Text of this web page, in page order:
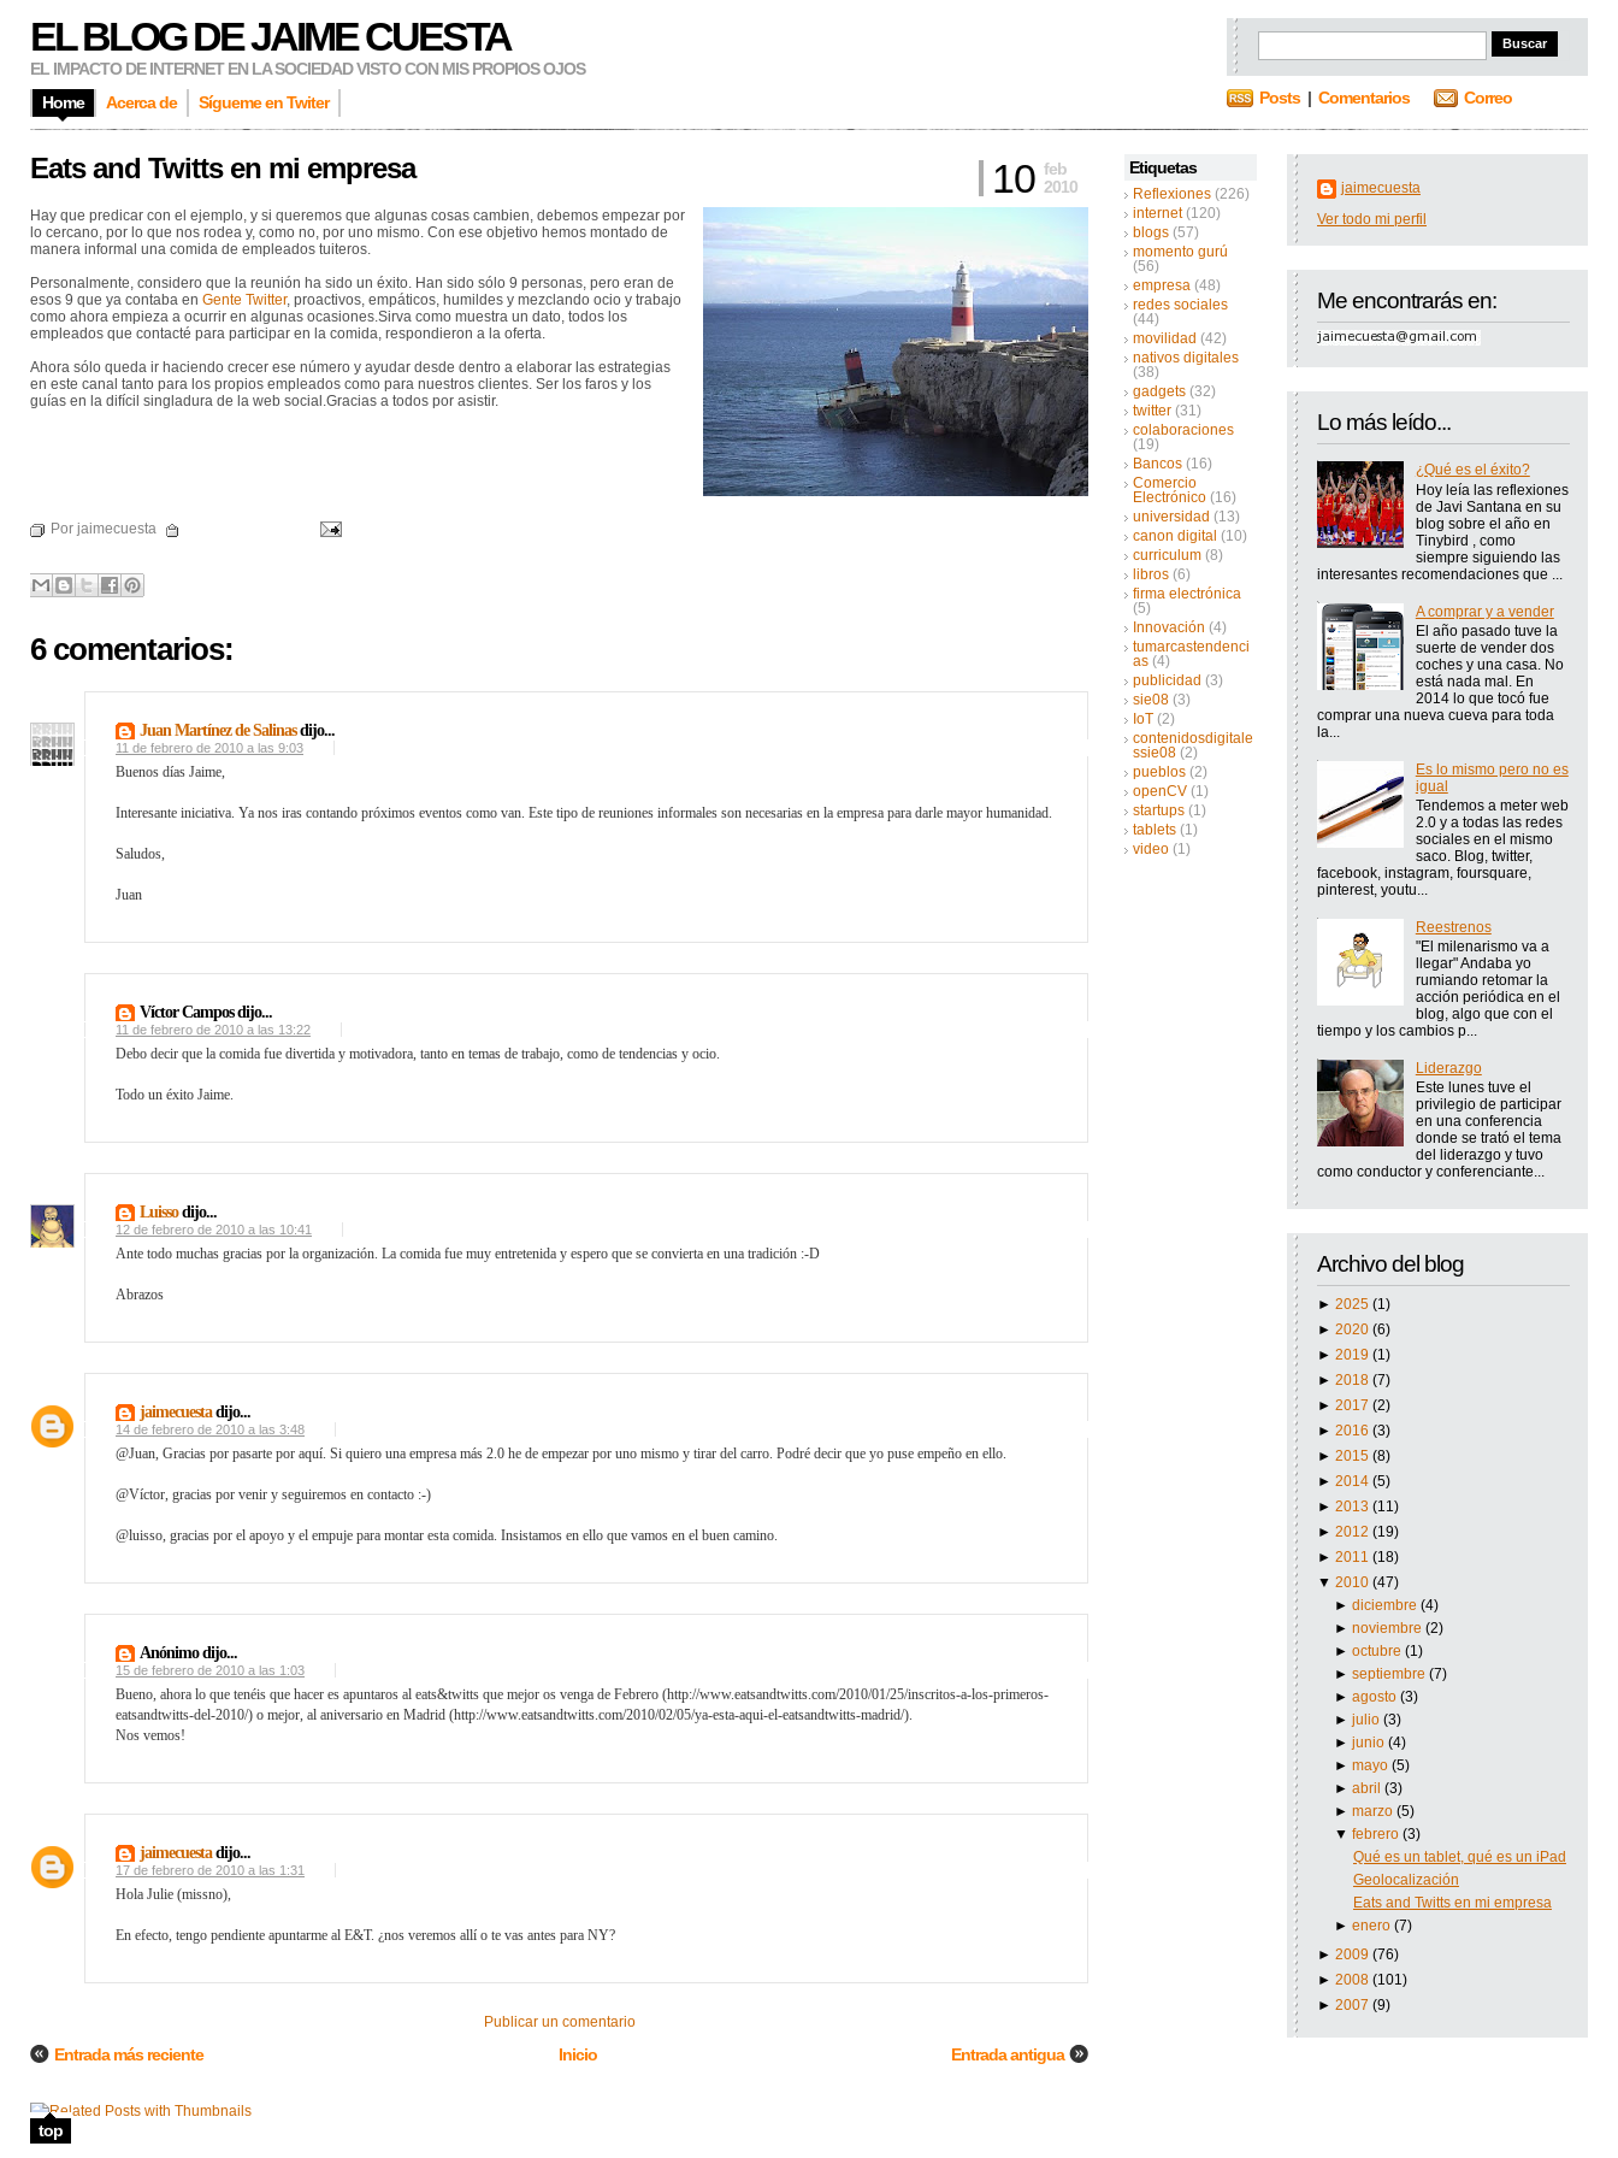
EL BLOG DE JAIME CUESTA
EL IMPACTO DE INTERNET EN LA SOCIEDAD VISTO CON MIS PROPIOS OJOS
Home
Acerca de Sígueme en Twiter Posts| Comentarios Correo
Etiquetas
Reflexiones (226)
internet (120)
blogs (57)
momento gurú
(56)
empresa (48)
redes sociales
(44)
movilidad (42)
nativos digitales
(38)
gadgets (32)
twitter (31)
colaboraciones
(19)
Bancos (16)
Comercio
Electrónico (16)
universidad (13)
canon digital (10)
curriculum (8)
libros (6)
firma electrónica
(5)
Innovación (4)
tumarcastendenci
as (4)
publicidad (3)
sie08 (3)
IoT (2)
contenidosdigitale
ssie08 (2)
pueblos (2)
openCV (1)
startups (1)
tablets (1)
video (1)
jaimecuesta
Ver todo mi perfil
Me encontrarás en:
Lo más leído...
¿Qué es el éxito?
Hoy leía las reflexiones
de Javi Santana en su
blog sobre el año en
Tinybird , como
siempre siguiendo las
interesantes recomendaciones que ...
A comprar y a vender
El año pasado tuve la
suerte de vender dos
coches y una casa. No
está nada mal. En
2014 lo que tocó fue
comprar una nueva cueva para toda
la...
Es lo mismo pero no es
igual
Tendemos a meter web
2.0 y a todas las redes
sociales en el mismo
saco. Blog, twitter,
facebook, instagram, foursquare,
pinterest, youtu...
Reestrenos
"El milenarismo va a
llegar" Andaba yo
rumiando retomar la
acción periódica en el
blog, algo que con el
tiempo y los cambios p...
Liderazgo
Este lunes tuve el
privilegio de participar
en una conferencia
donde se trató el tema
del liderazgo y tuvo
como conductor y conferenciante...
Archivo del blog
► 2025 (1)
► 2020 (6)
► 2019 (1)
► 2018 (7)
► 2017 (2)
► 2016 (3)
► 2015 (8)
► 2014 (5)
► 2013 (11)
► 2012 (19)
► 2011 (18)
▼ 2010 (47)
►diciembre(4)
►noviembre(2)
►octubre(1)
►septiembre(7)
►agosto(3)
►julio(3)
►junio(4)
►mayo(5)
►abril(3)
►marzo(5)
▼febrero(3)
Qué es un tablet, qué es un iPad
Geolocalización
Eats and Twitts en mi empresa
►enero(7)
► 2009 (76)
► 2008 (101)
► 2007 (9)
Eats and Twitts en mi empresa 10 feb
2010
Hay que predicar con el ejemplo, y si queremos que algunas cosas cambien, debemos empezar por
lo cercano, por lo que nos rodea y, como no, por uno mismo. Con ese objetivo hemos montado de
manera informal una comida de empleados tuiteros.
Personalmente, considero que la reunión ha sido un éxito. Han sido sólo 9 personas, pero eran de
esos 9 que ya contaba en Gente Twitter, proactivos, empáticos, humildes y mezclando ocio y trabajo
como ahora empieza a ocurrir en algunas ocasiones.Sirva como muestra un dato, todos los
empleados que contacté para participar en la comida, respondieron a la oferta.
Ahora sólo queda ir haciendo crecer ese número y ayudar desde dentro a elaborar las estrategias
en este canal tanto para los propios empleados como para nuestros clientes. Ser los faros y los
guías en la difícil singladura de la web social.Gracias a todos por asistir.
Por jaimecuesta
6 comentarios:
Juan Martínez de Salinasdijo...
11 de febrero de 2010 a las 9:03
Buenos días Jaime,
Interesante iniciativa. Ya nos iras contando próximos eventos como van. Este tipo de reuniones informales son necesarias en la empresa para darle mayor humanidad.
Saludos,
Juan
Víctor Campos dijo...
11 de febrero de 2010 a las 13:22
Debo decir que la comida fue divertida y motivadora, tanto en temas de trabajo, como de tendencias y ocio.
Todo un éxito Jaime.
Luissodijo...
12 de febrero de 2010 a las 10:41
Ante todo muchas gracias por la organización. La comida fue muy entretenida y espero que se convierta en una tradición :-D
Abrazos
jaimecuestadijo...
14 de febrero de 2010 a las 3:48
@Juan, Gracias por pasarte por aquí. Si quiero una empresa más 2.0 he de empezar por uno mismo y tirar del carro. Podré decir que yo puse empeño en ello.
@Víctor, gracias por venir y seguiremos en contacto :-)
@luisso, gracias por el apoyo y el empuje para montar esta comida. Insistamos en ello que vamos en el buen camino.
Anónimo dijo...
15 de febrero de 2010 a las 1:03
Bueno, ahora lo que tenéis que hacer es apuntaros al eats&twitts que mejor os venga de Febrero (http://www.eatsandtwitts.com/2010/01/25/inscritos-a-los-primeros-
eatsandtwitts-del-2010/) o mejor, al aniversario en Madrid (http://www.eatsandtwitts.com/2010/02/05/ya-esta-aqui-el-eatsandtwitts-madrid/).
Nos vemos!
jaimecuestadijo...
17 de febrero de 2010 a las 1:31
Hola Julie (missno),
En efecto, tengo pendiente apuntarme al E&T. ¿nos veremos allí o te vas antes para NY?
Publicar un comentario
Entrada más reciente Entrada antigua
Inicio
top